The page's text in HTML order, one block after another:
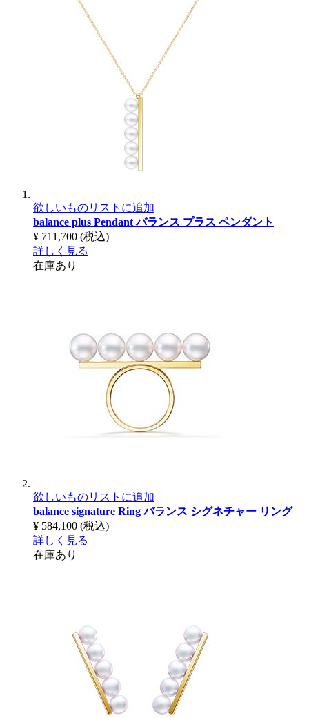
欲しいものリストに追加
balance plus Pendantバランス プラス ペンダント
¥ 711,700 (税込)
詳しく見る
在庫あり
欲しいものリストに追加
balance signature Ringバランス シグネチャー リング
¥ 584,100 (税込)
詳しく見る
在庫あり